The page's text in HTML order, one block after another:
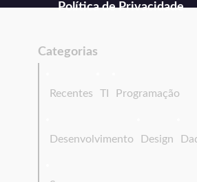
Política de Privacidade
Categorias
Recentes TI Programação
Desenvolvimento Design